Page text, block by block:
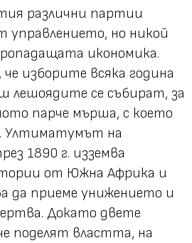
различни партии
управлението, но никой
икономика.
изборите всяка година
лешоядите се събират, за
парче мърша, с което
Ултиматумът на
1890 г. изземва
от Южна Африка и
да приеме унижението и
Докато двете
поделят властта, на